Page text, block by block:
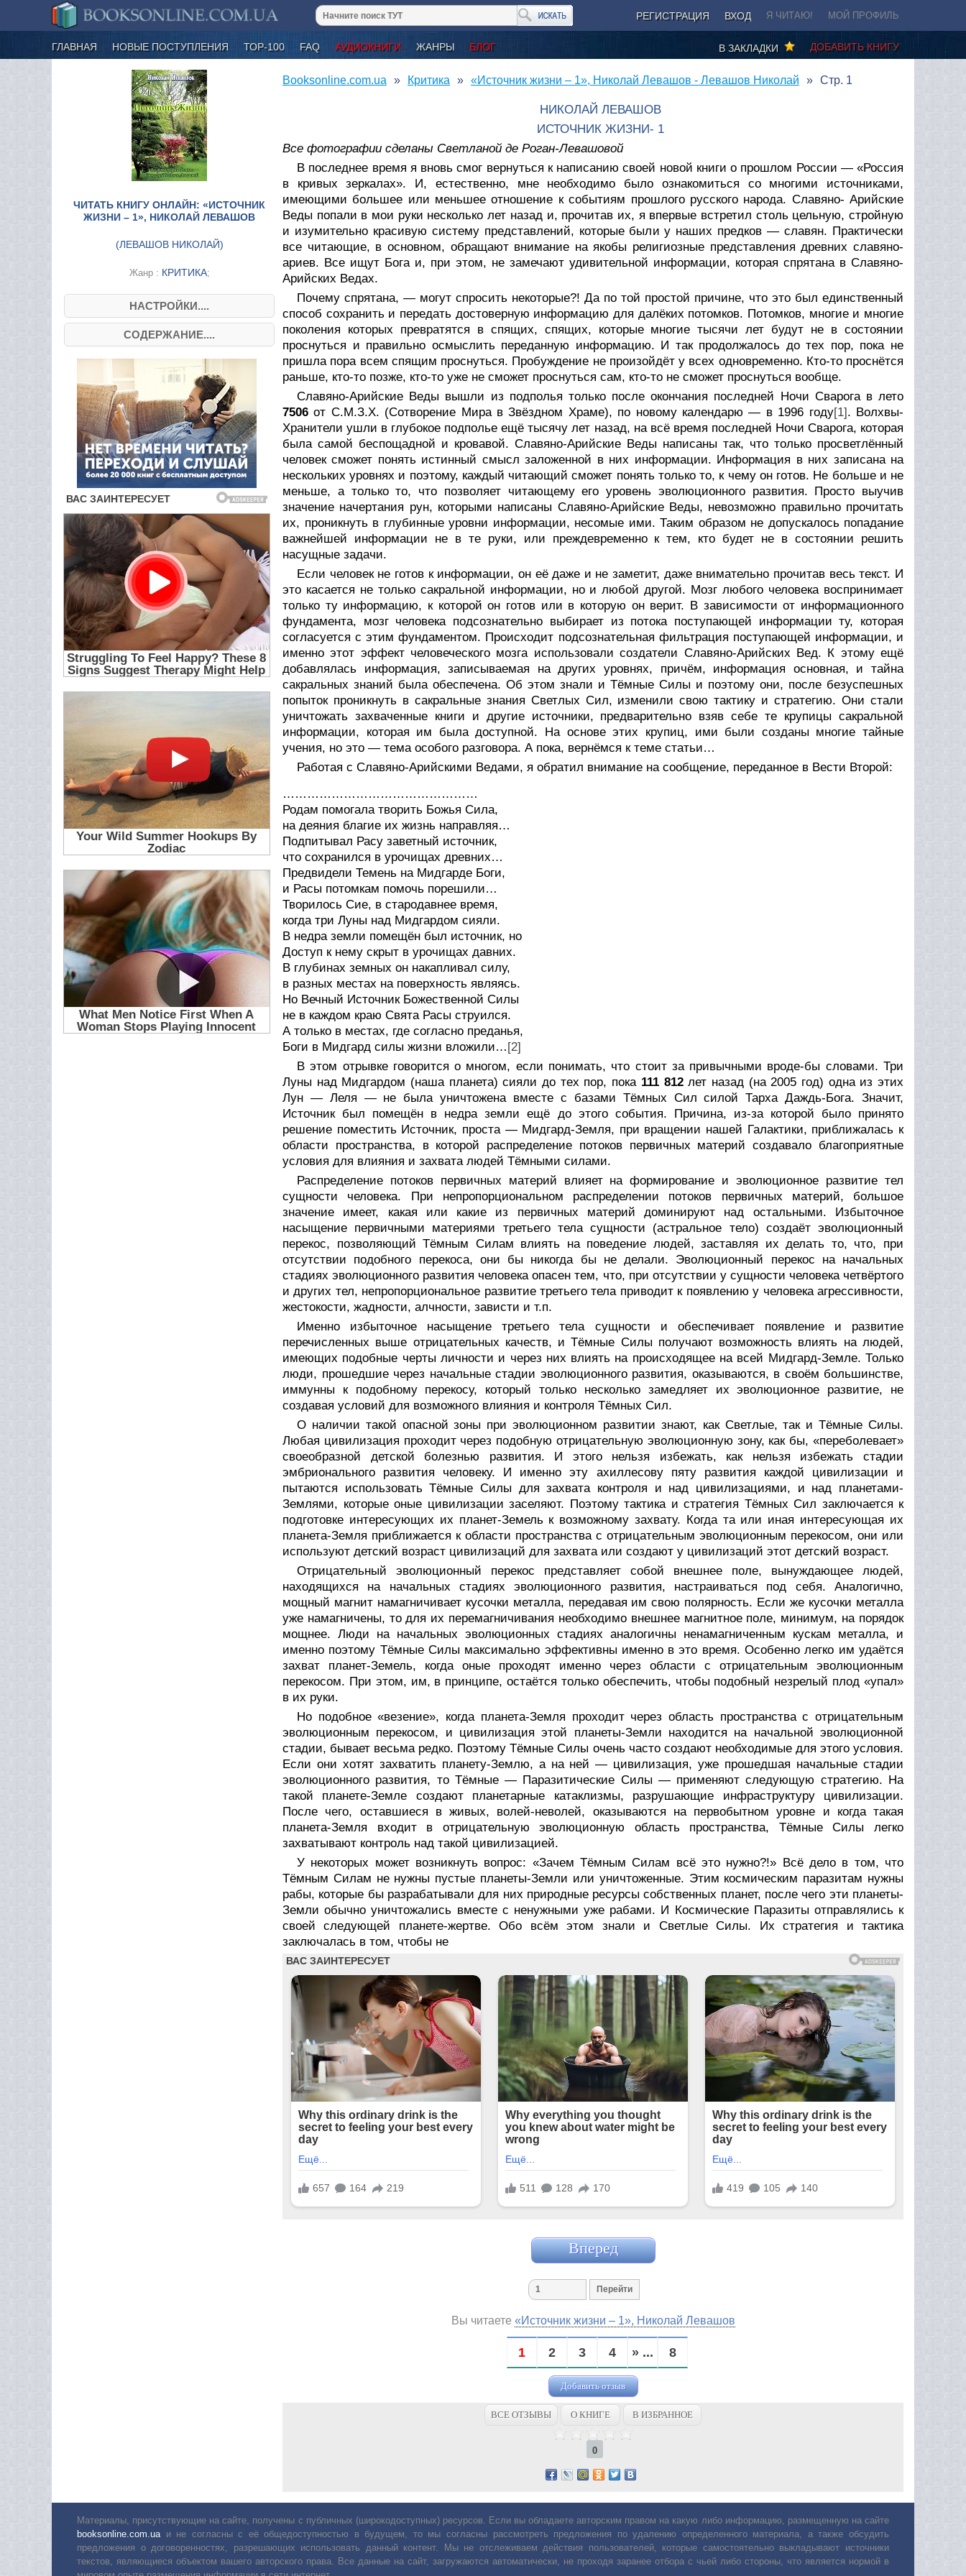
РЕГИСТРАЦИЯ ВХОД Я ЧИТАЮ! МОЙ ПРОФИЛЬ
ГЛАВНАЯ НОВЫЕ ПОСТУПЛЕНИЯ ТОР-100 FAQ АУДИОКНИГИ ЖАНРЫ БЛОГ ДОБАВИТЬ КНИГУ
В ЗАКЛАДКИ
ЧИТАТЬ КНИГУ ОНЛАЙН: «ИСТОЧНИК
ЖИЗНИ – 1», НИКОЛАЙ ЛЕВАШОВ
(ЛЕВАШОВ НИКОЛАЙ)
Жанр : КРИТИКА;
НАСТРОЙКИ....
СОДЕРЖАНИЕ....
Booksonline.com.ua Критика «Источник жизни – 1», Николай Левашов - Левашов Николай Стр. 1
НИКОЛАЙ ЛЕВАШОВ
ИСТОЧНИК ЖИЗНИ- 1
Все фотографии сделаны Светланой де Роган-Левашовой
В последнее время я вновь смог вернуться к написанию своей новой книги о прошлом России — «Россия
в кривых зеркалах». И, естественно, мне необходимо было ознакомиться со многими источниками,
имеющими большее или меньшее отношение к событиям прошлого русского народа. Славяно- Арийские
Веды попали в мои руки несколько лет назад и, прочитав их, я впервые встретил столь цельную, стройную
и изумительно красивую систему представлений, которые были у наших предков — славян. Практически
все читающие, в основном, обращают внимание на якобы религиозные представления древних славяно-
ариев. Все ищут Бога и, при этом, не замечают удивительной информации, которая спрятана в Славяно-
Арийских Ведах.
Почему спрятана, — могут спросить некоторые?! Да по той простой причине, что это был единственный
способ сохранить и передать достоверную информацию для далёких потомков. Потомков, многие и многие
поколения которых превратятся в спящих, спящих, которые многие тысячи лет будут не в состоянии
проснуться и правильно осмыслить переданную информацию. И так продолжалось до тех пор, пока не
пришла пора всем спящим проснуться. Пробуждение не произойдёт у всех одновременно. Кто-то проснётся
раньше, кто-то позже, кто-то уже не сможет проснуться сам, кто-то не сможет проснуться вообще.
Славяно-Арийские Веды вышли из подполья только после окончания последней Ночи Сварога в лето
7506 от С.М.З.Х. (Сотворение Мира в Звёздном Храме), по новому календарю — в 1996 году[1]. Волхвы-
Хранители ушли в глубокое подполье ещё тысячу лет назад, на всё время последней Ночи Сварога, которая
была самой беспощадной и кровавой. Славяно-Арийские Веды написаны так, что только просветлённый
человек сможет понять истинный смысл заложенной в них информации. Информация в них записана на
нескольких уровнях и поэтому, каждый читающий сможет понять только то, к чему он готов. Не больше и не
меньше, а только то, что позволяет читающему его уровень эволюционного развития. Просто выучив
значение начертания рун, которыми написаны Славяно-Арийские Веды, невозможно правильно прочитать
их, проникнуть в глубинные уровни информации, несомые ими. Таким образом не допускалось попадание
важнейшей информации не в те руки, или преждевременно к тем, кто будет не в состоянии решить
насущные задачи.
Если человек не готов к информации, он её даже и не заметит, даже внимательно прочитав весь текст. И
это касается не только сакральной информации, но и любой другой. Мозг любого человека воспринимает
только ту информацию, к которой он готов или в которую он верит. В зависимости от информационного
фундамента, мозг человека подсознательно выбирает из потока поступающей информации ту, которая
согласуется с этим фундаментом. Происходит подсознательная фильтрация поступающей информации, и
именно этот эффект человеческого мозга использовали создатели Славяно-Арийских Вед. К этому ещё
добавлялась информация, записываемая на других уровнях, причём, информация основная, и тайна
сакральных знаний была обеспечена. Об этом знали и Тёмные Силы и поэтому они, после безуспешных
попыток проникнуть в сакральные знания Светлых Сил, изменили свою тактику и стратегию. Они стали
уничтожать захваченные книги и другие источники, предварительно взяв себе те крупицы сакральной
информации, которая им была доступной. На основе этих крупиц, ими были созданы многие тайные
учения, но это — тема особого разговора. А пока, вернёмся к теме статьи…
Работая с Славяно-Арийскими Ведами, я обратил внимание на сообщение, переданное в Вести Второй:
…………………………………………
Родам помогала творить Божья Сила,
на деяния благие их жизнь направляя…
Подпитывал Расу заветный источник,
что сохранился в урочищах древних…
Предвидели Темень на Мидгарде Боги,
и Расы потомкам помочь порешили…
Творилось Сие, в стародавнее время,
когда три Луны над Мидгардом сияли.
В недра земли помещён был источник, но
Доступ к нему скрыт в урочищах давних.
В глубинах земных он накапливал силу,
в разных местах на поверхность являясь.
Но Вечный Источник Божественной Силы
не в каждом краю Свята Расы струился.
А только в местах, где согласно преданья,
Боги в Мидгард силы жизни вложили…[2]
В этом отрывке говорится о многом, если понимать, что стоит за привычными вроде-бы словами. Три
Луны над Мидгардом (наша планета) сияли до тех пор, пока 111 812лет назад (на 2005 год) одна из этих
Лун — Леля — не была уничтожена вместе с базами Тёмных Сил силой Тарха Даждь-Бога. Значит,
Источник был помещён в недра земли ещё до этого события. Причина, из-за которой было принято
решение поместить Источник, проста — Мидгард-Земля, при вращении нашей Галактики, приближалась к
области пространства, в которой распределение потоков первичных материй создавало благоприятные
условия для влияния и захвата людей Тёмными силами.
Распределение потоков первичных материй влияет на формирование и эволюционное развитие тел
сущности человека. При непропорциональном распределении потоков первичных материй, большое
значение имеет, какая или какие из первичных материй доминируют над остальными. Избыточное
насыщение первичными материями третьего тела сущности (астральное тело) создаёт эволюционный
перекос, позволяющий Тёмным Силам влиять на поведение людей, заставляя их делать то, что, при
отсутствии подобного перекоса, они бы никогда бы не делали. Эволюционный перекос на начальных
стадиях эволюционного развития человека опасен тем, что, при отсутствии у сущности человека четвёртого
и других тел, непропорциональное развитие третьего тела приводит к появлению у человека агрессивности,
жестокости, жадности, алчности, зависти и т.п.
Именно избыточное насыщение третьего тела сущности и обеспечивает появление и развитие
перечисленных выше отрицательных качеств, и Тёмные Силы получают возможность влиять на людей,
имеющих подобные черты личности и через них влиять на происходящее на всей Мидгард-Земле. Только
люди, прошедшие через начальные стадии эволюционного развития, оказываются, в своём большинстве,
иммунны к подобному перекосу, который только несколько замедляет их эволюционное развитие, не
создавая условий для возможного влияния и контроля Тёмных Сил.
О наличии такой опасной зоны при эволюционном развитии знают, как Светлые, так и Тёмные Силы.
Любая цивилизация проходит через подобную отрицательную эволюционную зону, как бы, «переболевает»
своеобразной детской болезнью развития. И этого нельзя избежать, как нельзя избежать стадии
эмбрионального развития человеку. И именно эту ахиллесову пяту развития каждой цивилизации и
пытаются использовать Тёмные Силы для захвата контроля и над цивилизациями, и над планетами-
Землями, которые оные цивилизации заселяют. Поэтому тактика и стратегия Тёмных Сил заключается к
подготовке интересующих их планет-Земель к возможному захвату. Когда та или иная интересующая их
планета-Земля приближается к области пространства с отрицательным эволюционным перекосом, они или
используют детский возраст цивилизаций для захвата или создают у цивилизаций этот детский возраст.
Отрицательный эволюционный перекос представляет собой внешнее поле, вынуждающее людей,
находящихся на начальных стадиях эволюционного развития, настраиваться под себя. Аналогично,
мощный магнит намагничивает кусочки металла, передавая им свою полярность. Если же кусочки металла
уже намагничены, то для их перемагничивания необходимо внешнее магнитное поле, минимум, на порядок
мощнее. Люди на начальных эволюционных стадиях аналогичны ненамагниченным кускам металла, и
именно поэтому Тёмные Силы максимально эффективны именно в это время. Особенно легко им удаётся
захват планет-Земель, когда оные проходят именно через области с отрицательным эволюционным
перекосом. При этом, им, в принципе, остаётся только обеспечить, чтобы подобный незрелый плод «упал»
в их руки.
Но подобное «везение», когда планета-Земля проходит через область пространства с отрицательным
эволюционным перекосом, и цивилизация этой планеты-Земли находится на начальной эволюционной
стадии, бывает весьма редко. Поэтому Тёмные Силы очень часто создают необходимые для этого условия.
Если они хотят захватить планету-Землю, а на ней — цивилизация, уже прошедшая начальные стадии
эволюционного развития, то Тёмные — Паразитические Силы — применяют следующую стратегию. На
такой планете-Земле создают планетарные катаклизмы, разрушающие инфраструктуру цивилизации.
После чего, оставшиеся в живых, волей-неволей, оказываются на первобытном уровне и когда такая
планета-Земля входит в отрицательную эволюционную область пространства, Тёмные Силы легко
захватывают контроль над такой цивилизацией.
У некоторых может возникнуть вопрос: «Зачем Тёмным Силам всё это нужно?!» Всё дело в том, что
Тёмным Силам не нужны пустые планеты-Земли или уничтоженные. Этим космическим паразитам нужны
рабы, которые бы разрабатывали для них природные ресурсы собственных планет, после чего эти планеты-
Земли обычно уничтожались вместе с ненужными уже рабами. И Космические Паразиты отправлялись к
своей следующей планете-жертве. Обо всём этом знали и Светлые Силы. Их стратегия и тактика
заключалась в том, чтобы не
Вперед
Вы читаете «Источник жизни – 1», Николай Левашов
1 2 3 4 » ... 8
Добавить отзыв
ВСЕ ОТЗЫВЫ О КНИГЕ В ИЗБРАННОЕ
0
Материалы, присутствующие на сайте, получены с публичных (широкодоступных) ресурсов. Если вы обладаете авторским правом на какую либо информацию, размещенную на сайте
booksonline.com.ua и не согласны с её общедоступностью в будущем, то мы согласны рассмотреть предложения по удалению определенного материала, а также обсудить
предложения о договоренностях, разрешающих использовать данный контент. Мы не отслеживаем действия пользователей, которые самостоятельно выкладывают источники
текстов, являющиеся объектом вашего авторского права. Все данные на сайт, загружаются автоматически, не проходя заранее отбора с чьей либо стороны, что является нормой в